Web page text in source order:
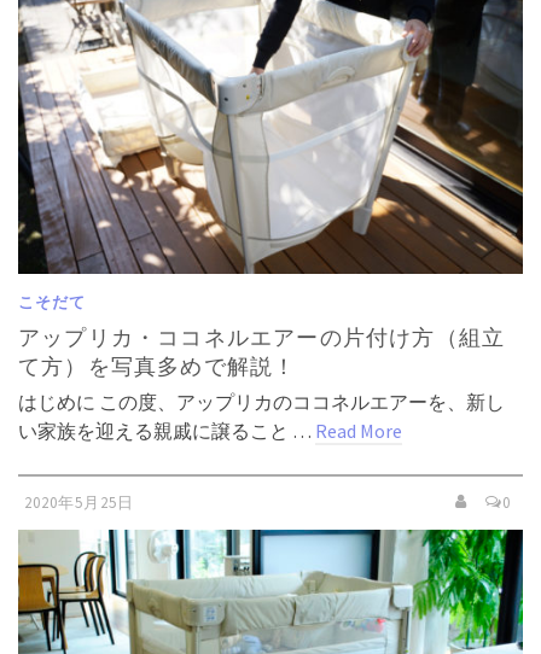
こそだて
アップリカ・ココネルエアーの片付け方（組立
て方）を写真多めで解説！
はじめに この度、アップリカのココネルエアーを、新し
い家族を迎える親戚に譲ること … Read More
2020年5月25日 0